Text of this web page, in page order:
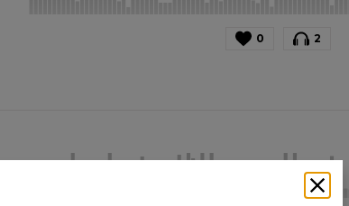
0 2